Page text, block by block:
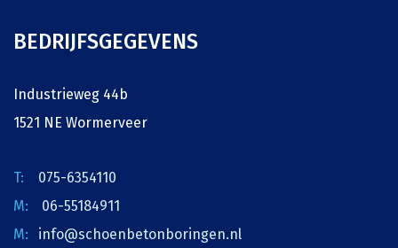
BEDRIJFSGEGEVENS
Industrieweg 44b
1521 NE Wormerveer
075-6354110
06-55184911
info@schoenbetonboringen.nl